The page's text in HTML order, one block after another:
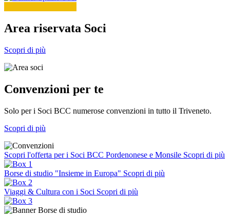
Area riservata Soci
Scopri di più
Convenzioni per te
Solo per i Soci BCC numerose convenzioni in tutto il Triveneto.
Scopri di più
Scopri l'offerta per i Soci BCC Pordenonese e Monsile Scopri di più
Borse di studio "Insieme in Europa" Scopri di più
Viaggi & Cultura con i Soci Scopri di più